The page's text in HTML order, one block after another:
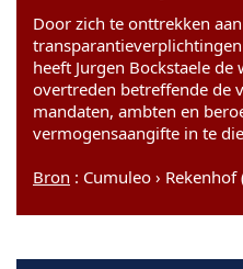
Door zich te onttrekken
heeft Jurgen Bockstaele
overtreden betreffende de
mandaten, ambten en
vermogensaangifte in te
Bron : Cumuleo ›